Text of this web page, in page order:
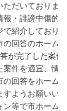
ただいておりま
報・誹謗中傷的
で紹介しており
回答のホーム
が完了した案
件を適宜、情
回答をホーム
すようお願いい
等で市ホーム